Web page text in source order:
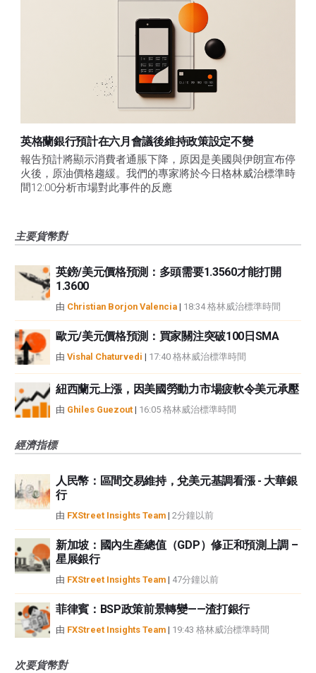
英格蘭銀行預計在六月會議後維持政策設定不變
報告預計將顯示消費者通脹下降，原因是美國與伊朗宣布停
火後，原油價格趨緩。我們的專家將於今日格林威治標準時
間12:00分析市場對此事件的反應
主要貨幣對
英鎊/美元價格預測：多頭需要1.3560才能打開
1.3600
由 Christian Borjon Valencia | 18:34 格林威治標準時間
歐元/美元價格預測：買家關注突破100日SMA
由 Vishal Chaturvedi | 17:40 格林威治標準時間
紐西蘭元上漲，因美國勞動力市場疲軟令美元承壓
由 Ghiles Guezout | 16:05 格林威治標準時間
經濟指標
人民幣：區間交易維持，兌美元基調看漲 - 大華銀
行
由 FXStreet Insights Team | 2分鐘以前
新加坡：國內生產總值（GDP）修正和預測上調 –
星展銀行
由 FXStreet Insights Team | 47分鐘以前
菲律賓：BSP政策前景轉變——渣打銀行
由 FXStreet Insights Team | 19:43 格林威治標準時間
次要貨幣對